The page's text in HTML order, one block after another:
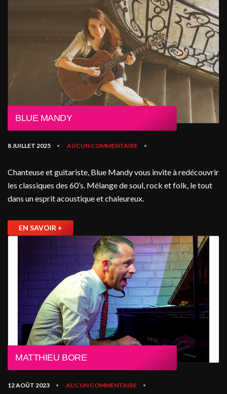
BLUE MANDY
8 JUILLET 2025 • AUCUN COMMENTAIRE •
Chanteuse et guitariste, Blue Mandy vous invite à redécouvrir
les classiques des 60’s. Mélange de soul, rock et folk, le tout
dans un esprit acoustique et chaleureux.
EN SAVOIR +
MATTHIEU BORE
12 AOÛT 2023 • AUCUN COMMENTAIRE •